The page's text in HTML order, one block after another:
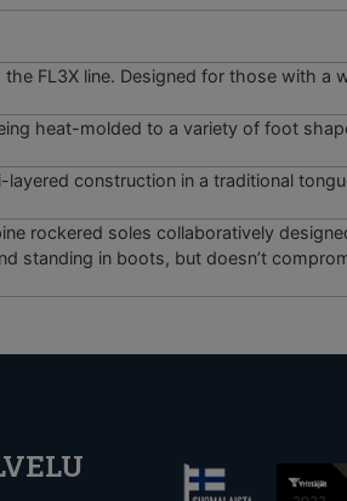
FL3X line. Designed for those with
heat-molded to a variety of foot
layered construction in a traditional
rockered soles collaboratively
standing in boots, but doesn’t